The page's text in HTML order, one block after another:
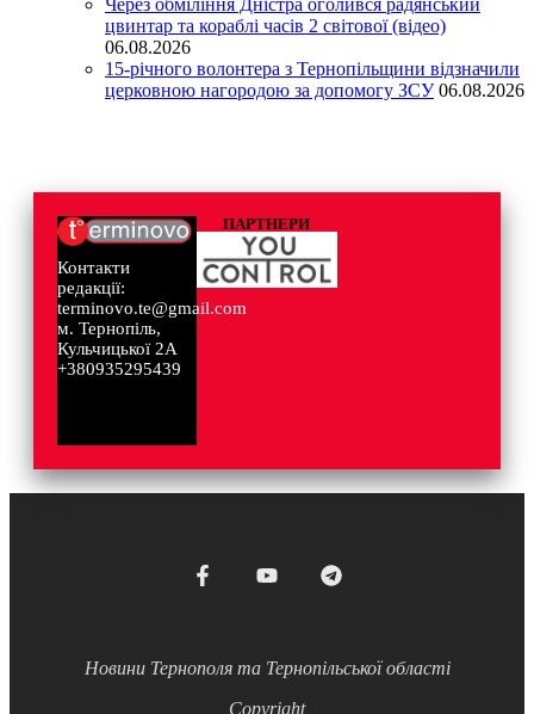
цвинтар та кораблі часів 2 світової (відео)
06.08.2026
15-річного волонтера з Тернопільщини відзначили
церковною нагородою за допомогу ЗСУ 06.08.2026
Контакти
редакції:
terminovo.te@gmail.com
м. Тернопіль,
Кульчицької 2А
+380935295439
ПАРТНЕРИ
Новини Тернополя та Тернопільської області
Copyright